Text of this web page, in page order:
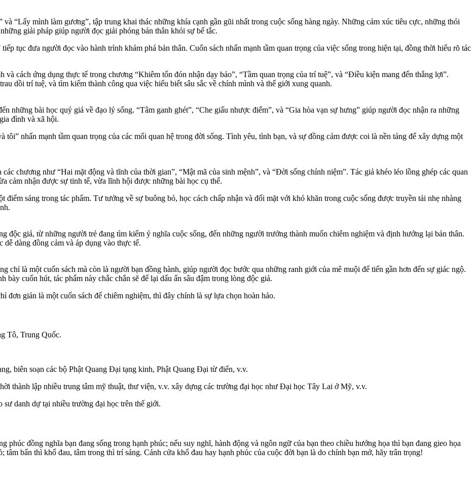
“Lấy mình làm gương”, tập trung khai thác những khía cạnh gần gũi nhất trong cuộc sống hàng ngày. Những cảm xúc tiêu cực, những thói
giải pháp giúp người đọc giải phóng bản thân khỏi sự bế tắc.
tục đưa người đọc vào hành trình khám phá bản thân. Cuốn sách nhấn mạnh tầm quan trọng của việc sống trong hiện tại, đồng thời hiểu rõ tác
cách ứng dụng thực tế trong chương “Khiêm tốn đón nhận dạy bảo”, “Tầm quan trọng của trí tuệ”, và “Điều kiện mang đến thắng lợi”.
dồi trí tuệ, và tìm kiếm thành công qua việc hiểu biết sâu sắc về chính mình và thế giới xung quanh.
những bài học quý giá về đạo lý sống. “Tâm ganh ghét”, “Che giấu nhược điểm”, và “Gia hòa vạn sự hưng” giúp người đọc nhận ra những
đình và xã hội.
nhấn mạnh tầm quan trọng của các mối quan hệ trong đời sống. Tình yêu, tình bạn, và sự đồng cảm được coi là nền tảng để xây dựng một
chương như “Hai mặt động và tĩnh của thời gian”, “Mật mã của sinh mệnh”, và “Đời sống chính niệm”. Tác giả khéo léo lồng ghép các quan
cảm nhận được sự tinh tế, vừa lĩnh hội được những bài học cụ thể.
sáng trong tác phẩm. Tư tưởng về sự buông bỏ, học cách chấp nhận và đối mặt với khó khăn trong cuộc sống được truyền tải nhẹ nhàng
độc giả, từ những người trẻ đang tìm kiếm ý nghĩa cuộc sống, đến những người trưởng thành muốn chiêm nghiệm và định hướng lại bản thân.
dàng đồng cảm và áp dụng vào thực tế.
là một cuốn sách mà còn là người bạn đồng hành, giúp người đọc bước qua những ranh giới của mê muội để tiến gần hơn đến sự giác ngộ.
cuốn hút, tác phẩm này chắc chắn sẽ để lại dấu ấn sâu đậm trong lòng độc giả.
đơn giản là một cuốn sách để chiêm nghiệm, thì đây chính là sự lựa chọn hoàn hảo.
Tô, Trung Quốc.
biên soạn các bộ Phật Quang Đại tạng kinh, Phật Quang Đại từ điển, v.v.
thành lập nhiều trung tâm mỹ thuật, thư viện, v.v. xây dựng các trường đại học như Đại học Tây Lai ở Mỹ, v.v.
danh dự tại nhiều trường đại học trên thế giới.
phúc đồng nghĩa bạn đang sống trong hạnh phúc; nếu suy nghĩ, hành động và ngôn ngữ của bạn theo chiều hướng họa thì bạn đang gieo họa
bẩn thì khổ đau, tâm trong thì trí sáng. Cánh cửa khổ đau hay hạnh phúc của cuộc đời bạn là do chính bạn mở, hãy trân trọng!